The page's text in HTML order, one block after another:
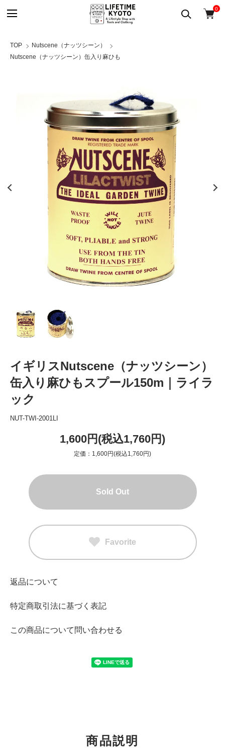
0
TOP
Nutscene（ナッツシーン）
Nutscene（ナッツシーン）缶入り麻ひも
イギリスNutscene（ナッツシーン）
缶入り麻ひもスプール150m｜ライラ
ック
NUT-TWI-2001LI
1,600円(税込1,760円)
定価：1,600円(税込1,760円)
Sold Out
Favorite
返品について
特定商取引法に基づく表記
この商品について問い合わせる
商品説明